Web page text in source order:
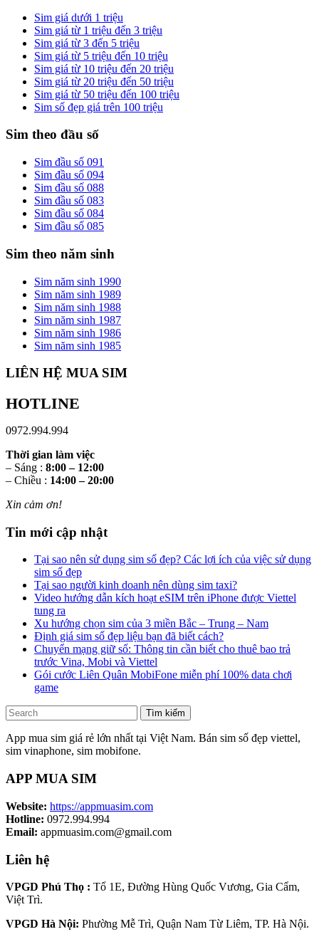
Sim giá dưới 1 triệu
Sim giá từ 1 triệu đến 3 triệu
Sim giá từ 3 đến 5 triệu
Sim giá từ 5 triệu đến 10 triệu
Sim giá từ 10 triệu đến 20 triệu
Sim giá từ 20 triệu đến 50 triệu
Sim giá từ 50 triệu đến 100 triệu
Sim số đẹp giá trên 100 triệu
Sim theo đầu số
Sim đầu số 091
Sim đầu số 094
Sim đầu số 088
Sim đầu số 083
Sim đầu số 084
Sim đầu số 085
Sim theo năm sinh
Sim năm sinh 1990
Sim năm sinh 1989
Sim năm sinh 1988
Sim năm sinh 1987
Sim năm sinh 1986
Sim năm sinh 1985
LIÊN HỆ MUA SIM
HOTLINE
0972.994.994
Thời gian làm việc
– Sáng : 8:00 – 12:00
– Chiều : 14:00 – 20:00
Xin cảm ơn!
Tin mới cập nhật
Tại sao nên sử dụng sim số đẹp? Các lợi ích của việc sử dụng
sim số đẹp
Tại sao người kinh doanh nên dùng sim taxi?
Video hướng dẫn kích hoạt eSIM trên iPhone được Viettel
tung ra
Xu hướng chọn sim của 3 miền Bắc – Trung – Nam
Định giá sim số đẹp liệu bạn đã biết cách?
Chuyển mạng giữ số: Thông tin cần biết cho thuê bao trả
trước Vina, Mobi và Viettel
Gói cước Liên Quân MobiFone miễn phí 100% data chơi
game
Tìm kiếm
App mua sim giá rẻ lớn nhất tại Việt Nam. Bán sim số đẹp viettel,
sim vinaphone, sim mobifone.
APP MUA SIM
Website: https://appmuasim.com
Hotline: 0972.994.994
Email: appmuasim.com@gmail.com
Liên hệ
VPGD Phú Thọ : Tổ 1E, Đường Hùng Quốc Vương, Gia Cẩm,
Việt Trì.
VPGD Hà Nội: Phường Mễ Trì, Quận Nam Từ Liêm, TP. Hà Nội.